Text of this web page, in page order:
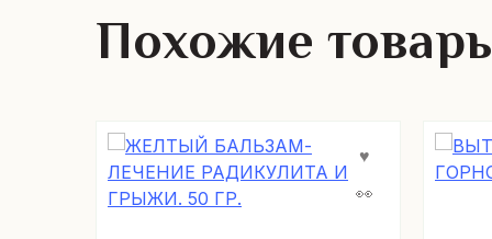
Похожие